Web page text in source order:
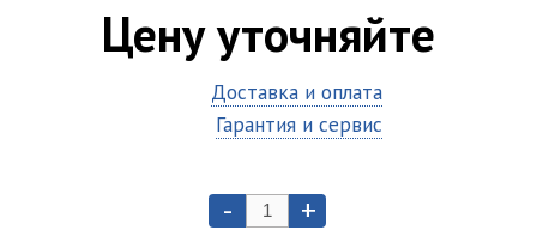
Цену уточняйте
Доставка и оплата
Гарантия и сервис
- +